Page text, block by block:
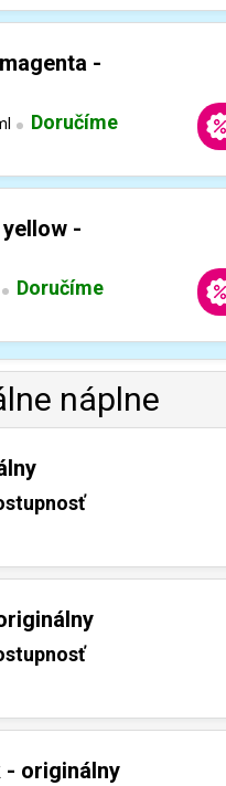
-
Doručíme
-
Doručíme
náplne
- originálny